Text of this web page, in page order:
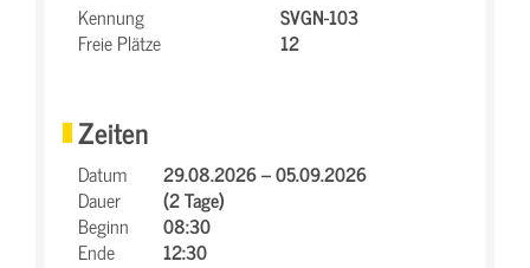
Kennung
SVGN-103
Freie Plätze
12
Zeiten
Datum
29.08.2026 – 05.09.2026
Dauer
(2 Tage)
Beginn
08:30
Ende
12:30